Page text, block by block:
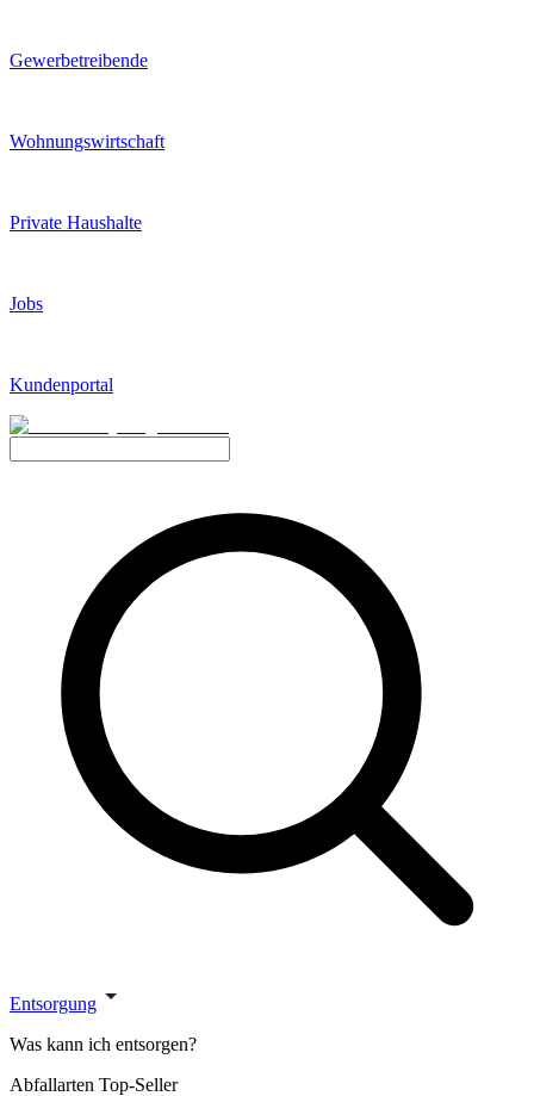
Gewerbetreibende
Wohnungswirtschaft
Private Haushalte
Jobs
Kundenportal
Entsorgung
Was kann ich entsorgen?
Abfallarten Top-Seller